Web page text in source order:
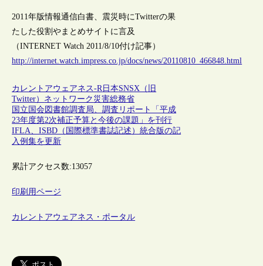
2011年版情報通信白書、震災時にTwitterの果
たした役割やまとめサイトに言及
（INTERNET Watch 2011/8/10付け記事）
http://internet.watch.impress.co.jp/docs/news/20110810_466848.html
カレントアウェアネス-R 日本SNSX（旧
Twitter） ネットワーク 災害総務省
国立国会図書館調査局、調査リポート「平成
23年度第2次補正予算と今後の課題」を刊行
IFLA、ISBD（国際標準書誌記述）統合版の記
入例集を更新
累計アクセス数:13057
印刷用ページ
カレントアウェアネス・ポータル